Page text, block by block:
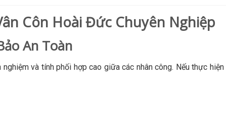
Côn Hoài Đức Chuyên Nghiệp
An Toàn
và tính phối hợp cao giữa các nhân công. Nếu thực